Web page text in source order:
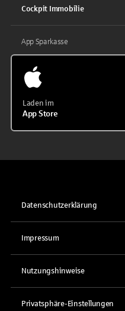
Cockpit Immobilie
App Sparkasse
Laden im
App Store
Datenschutzerklärung
Impressum
Nutzungshinweise
Privatsphäre-Einstellungen